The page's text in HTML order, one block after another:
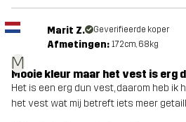
M
Marit Z. Geverifieerde koper
Afmetingen: 172cm, 68kg
Mooie kleur maar het vest is erg
Het is een erg dun vest, daarom heb ik
het vest wat mij betreft iets meer